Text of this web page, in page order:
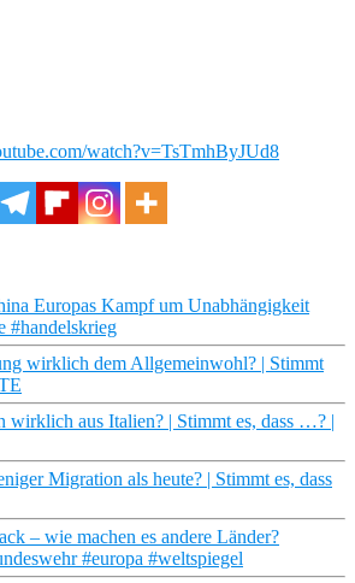
watch?v=TsTmhByJUd8
Europas Kampf um Unabhängigkeit
#handelskrieg
wirklich dem Allgemeinwohl? | Stimmt
wirklich aus Italien? | Stimmt es, dass …? |
Migration als heute? | Stimmt es, dass
– wie machen es andere Länder?
#europa #weltspiegel